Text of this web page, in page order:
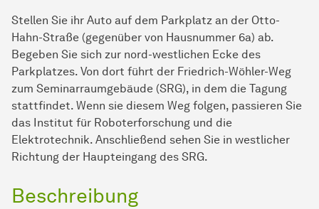
Stellen Sie ihr Auto auf dem Parkplatz an der Otto-
Hahn-Straße (gegenüber von Hausnummer 6a) ab.
Begeben Sie sich zur nord-westlichen Ecke des
Parkplatzes. Von dort führt der Friedrich-Wöhler-Weg
zum Seminarraumgebäude (SRG), in dem die Tagung
stattfindet. Wenn sie diesem Weg folgen, passieren Sie
das Institut für Roboterforschung und die
Elektrotechnik. Anschließend sehen Sie in westlicher
Richtung der Haupteingang des SRG.
Beschreibung